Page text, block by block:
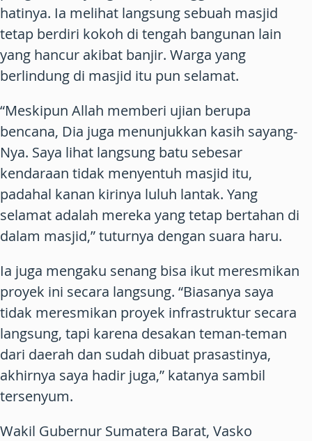
hatinya. Ia melihat langsung sebuah masjid
tetap berdiri kokoh di tengah bangunan lain
yang hancur akibat banjir. Warga yang
berlindung di masjid itu pun selamat.
“Meskipun Allah memberi ujian berupa
bencana, Dia juga menunjukkan kasih sayang-
Nya. Saya lihat langsung batu sebesar
kendaraan tidak menyentuh masjid itu,
padahal kanan kirinya luluh lantak. Yang
selamat adalah mereka yang tetap bertahan di
dalam masjid,” tuturnya dengan suara haru.
Ia juga mengaku senang bisa ikut meresmikan
proyek ini secara langsung. “Biasanya saya
tidak meresmikan proyek infrastruktur secara
langsung, tapi karena desakan teman-teman
dari daerah dan sudah dibuat prasastinya,
akhirnya saya hadir juga,” katanya sambil
tersenyum.
Wakil Gubernur Sumatera Barat, Vasko